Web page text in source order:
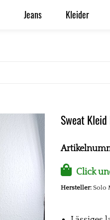
Jeans Kleider
Sweat
Click
Hersteller: Solo